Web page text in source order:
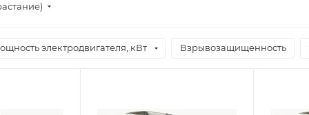
электродвигателя, кВт Взрывозащищенность